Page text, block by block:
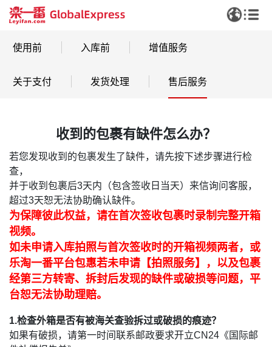
使用前 入库前 增值服务
关于支付 发货处理 售后服务
收到的包裹有缺件怎么办？
若您发现收到的包裹发生了缺件，请先按下述步骤进行检
查，
并于收到包裹后3天内（包含签收日当天）来信询问客服，
超过3天恕无法协助确认缺件。
为保障彼此权益，请在首次签收包裹时录制完整开箱
视频。
如未申请入库拍照与首次签收时的开箱视频两者，或
乐淘一番平台包惠若未申请【拍照服务】，以及包裹
经第三方转寄、拆封后发现的缺件或破损等问题，平
台恕无法协助理赔。
1.检查外箱是否有被海关查验拆过或破损的痕迹？
如果有破损，请第一时间联系邮政要求开立CN24《国际邮